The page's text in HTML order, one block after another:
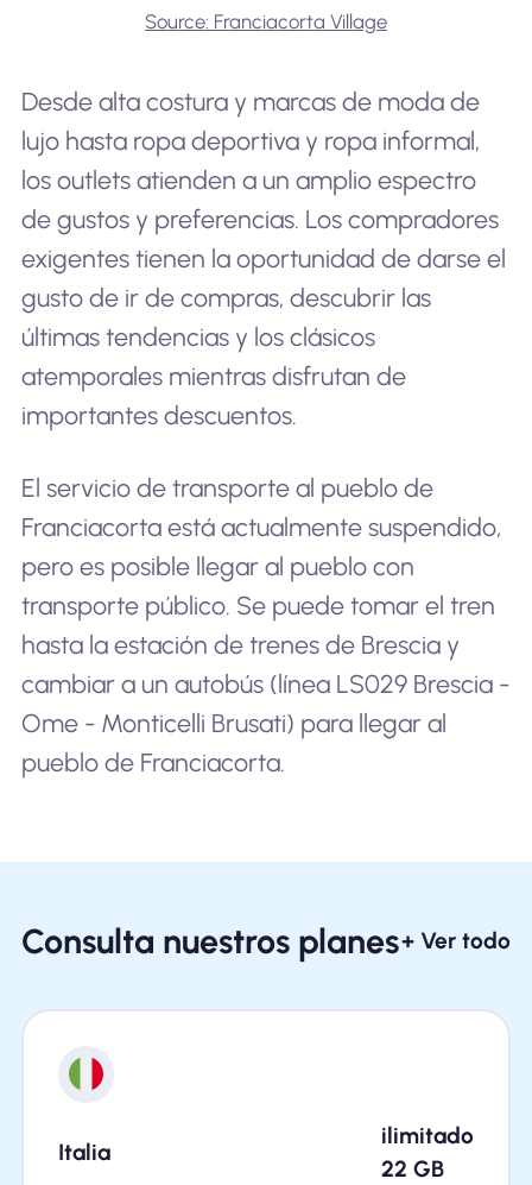
Source: Franciacorta Village
Desde alta costura y marcas de moda de
lujo hasta ropa deportiva y ropa informal,
los outlets atienden a un amplio espectro
de gustos y preferencias. Los compradores
exigentes tienen la oportunidad de darse el
gusto de ir de compras, descubrir las
últimas tendencias y los clásicos
atemporales mientras disfrutan de
importantes descuentos.
El servicio de transporte al pueblo de
Franciacorta está actualmente suspendido,
pero es posible llegar al pueblo con
transporte público. Se puede tomar el tren
hasta la estación de trenes de Brescia y
cambiar a un autobús (línea LS029 Brescia -
Ome - Monticelli Brusati) para llegar al
pueblo de Franciacorta.
Consulta nuestros planes+ Ver todo
Italia
ilimitado
22 GB